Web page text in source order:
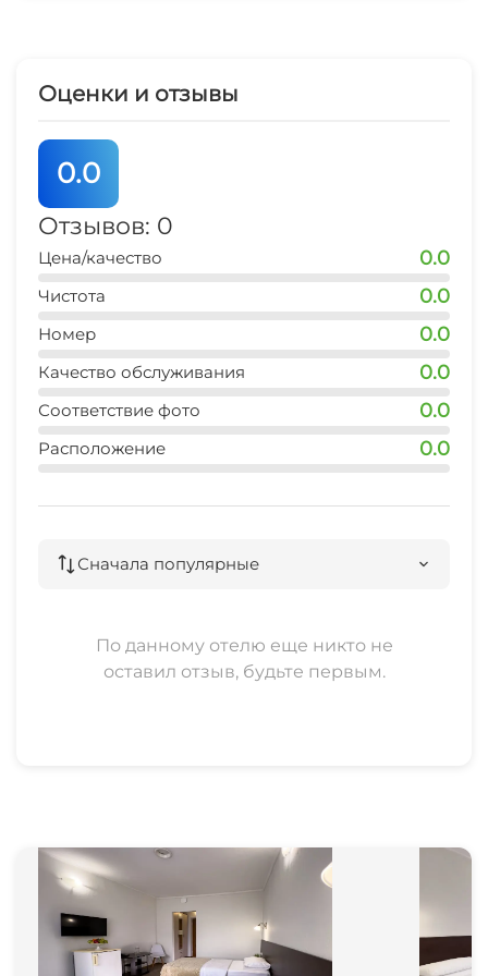
отеля не даст заскучать как детям, так и
Охраняемая территория
Оценки и отзывы
0.0
Отзывов: 0
Цена/качество 0.0
Чистота 0.0
Номер 0.0
Качество обслуживания 0.0
Соответствие фото 0.0
Расположение 0.0
Сначала популярные
По данному отелю еще никто не
оставил отзыв, будьте первым.